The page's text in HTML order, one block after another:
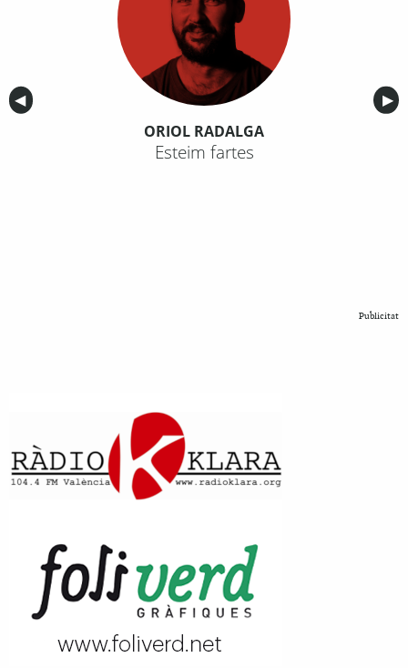
Anterior
◀︎ ▶︎
ORIOL RADALGA
Esteim fartes
Publicitat